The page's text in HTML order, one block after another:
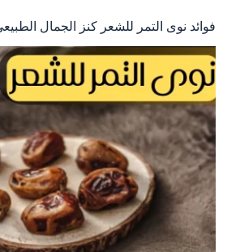
فوائد نوى التمر للشعر كنز الجمال